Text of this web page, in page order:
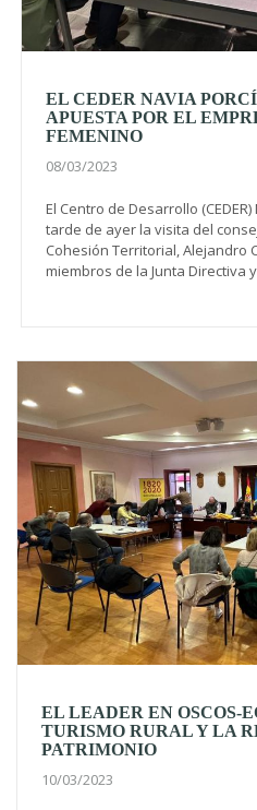
EL CEDER NAVIA
APUESTA POR EL
FEMENINO
08/03/2023
El Centro de Desarrollo
tarde de ayer la visita del
Cohesión Territorial, Alejandro
miembros de la Junta Directiva
EL LEADER EN OSCOS-
TURISMO RURAL Y LA
PATRIMONIO
10/03/2023